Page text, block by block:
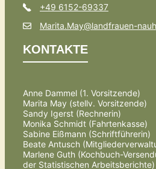
+49 6152-69337
Marita.May@landfrauen-
KONTAKTE
Anne Dammel (1. Vorsitzende)
Marita May (stellv. Vorsitzende)
Sandy Igerst (Rechnerin)
Monika Schmidt (Fahrtenkasse)
Sabine Eißmann (Schriftführerin)
Beate Antusch
Marlene Guth (Kochbuch-
der Statistischen Arbeitsberichte)